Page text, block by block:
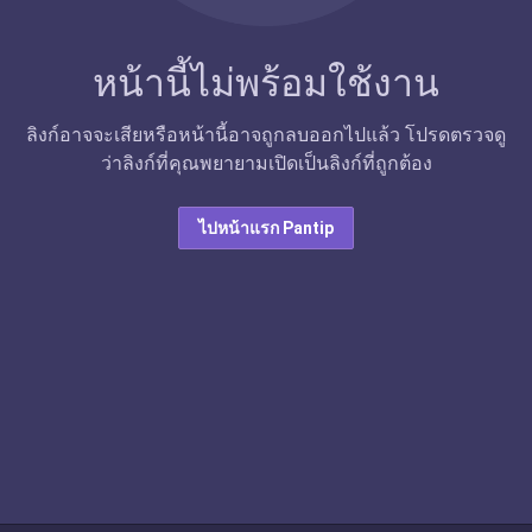
หน้านี้ไม่พร้อมใช้งาน
ลิงก์อาจจะเสียหรือหน้านี้อาจถูกลบออกไปแล้ว โปรดตรวจดู
ว่าลิงก์ที่คุณพยายามเปิดเป็นลิงก์ที่ถูกต้อง
ไปหน้าแรก Pantip